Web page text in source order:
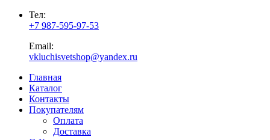
Тел:
+7 987-595-97-53
Email:
vkluchisvetshop@yandex.ru
Главная
Каталог
Контакты
Покупателям
Оплата
Доставка